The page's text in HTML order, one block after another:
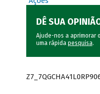
DÊ SUA
Ajude-nos a aprimorar
uma rápida pesquisa.